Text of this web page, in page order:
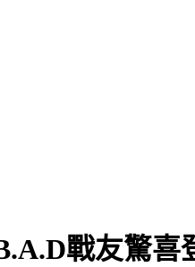
戰友驚喜